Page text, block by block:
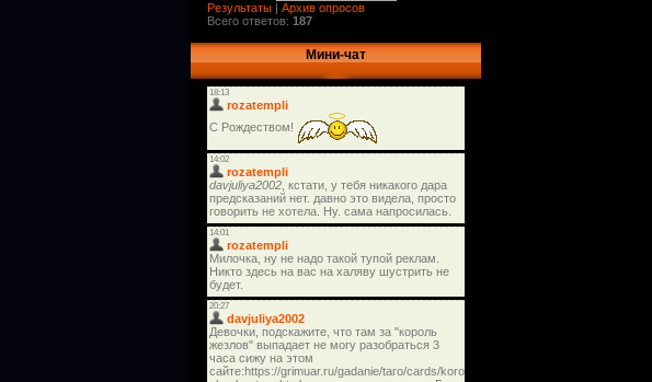
Результаты | Архив опросов
Всего ответов: 187
Мини-чат